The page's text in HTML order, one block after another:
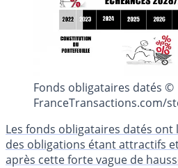
Fonds obligataires datés ©
FranceTransactions.com/
Les fonds obligataires datés ont
des obligations étant attractifs
après cette forte vague de